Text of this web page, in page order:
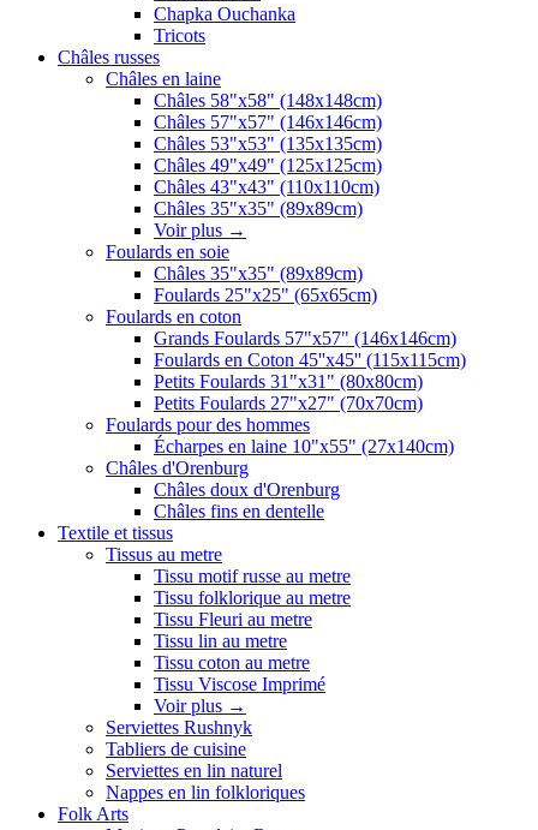
Chapka Ouchanka
Tricots
Châles russes
Châles en laine
Châles 58"x58" (148x148cm)
Châles 57"x57" (146x146cm)
Châles 53"x53" (135x135cm)
Châles 49"x49" (125x125cm)
Châles 43"x43" (110x110cm)
Châles 35"x35" (89x89cm)
Voir plus →
Foulards en soie
Châles 35"x35" (89x89cm)
Foulards 25"x25" (65x65cm)
Foulards en coton
Grands Foulards 57"x57" (146x146cm)
Foulards en Coton 45''x45'' (115x115cm)
Petits Foulards 31"x31" (80x80cm)
Petits Foulards 27"x27" (70x70cm)
Foulards pour des hommes
Écharpes en laine 10"x55" (27x140cm)
Châles d'Orenburg
Châles doux d'Orenburg
Châles fins en dentelle
Textile et tissus
Tissus au metre
Tissu motif russe au metre
Tissu folklorique au metre
Tissu Fleuri au metre
Tissu lin au metre
Tissu coton au metre
Tissu Viscose Imprimé
Voir plus →
Serviettes Rushnyk
Tabliers de cuisine
Serviettes en lin naturel
Nappes en lin folkloriques
Folk Arts